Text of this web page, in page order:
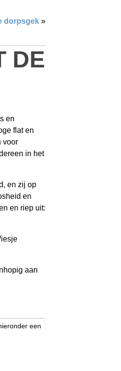
dorpsgek »
DE
en
flat en
voor
in het
en zij op
en
en riep uit:
aan
een